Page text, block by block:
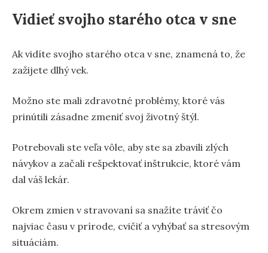
Vidieť svojho starého otca v sne
Ak vidíte svojho starého otca v sne, znamená to, že
zažijete dlhý vek.
Možno ste mali zdravotné problémy, ktoré vás
prinútili zásadne zmeniť svoj životný štýl.
Potrebovali ste veľa vôle, aby ste sa zbavili zlých
návykov a začali rešpektovať inštrukcie, ktoré vám
dal váš lekár.
Okrem zmien v stravovaní sa snažíte tráviť čo
najviac času v prírode, cvičiť a vyhýbať sa stresovým
situáciám.